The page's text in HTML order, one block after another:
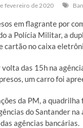
fevereiro de 2020
em flagrante por
a Polícia Militar, a
cartão no caixa
das 15h na
um carro foi
da PM, a
do Santander
agências bancárias.